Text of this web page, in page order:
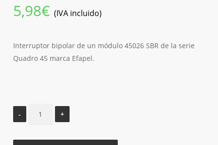
5,98€ (IVA incluido)
Interruptor bipolar de un módulo 45026 SBR de la serie
Quadro 45 marca Efapel.